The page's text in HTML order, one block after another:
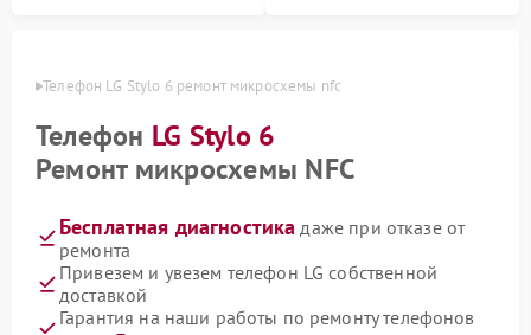
Телефон LG Stylo 6 ремонт микросхемы nfc
Телефон LG Stylo 6
Ремонт микросхемы NFC
Бесплатная диагностика даже при отказе от
ремонта
Привезем и увезем телефон LG собственной
доставкой
Гарантия на наши работы по ремонту телефонов